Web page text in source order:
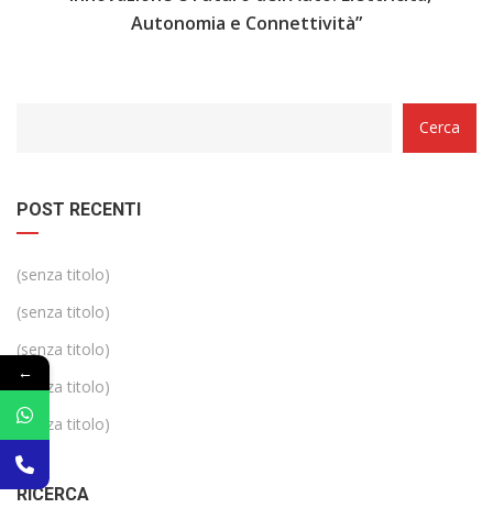
Autonomia e Connettività”
Cerca
POST RECENTI
(senza titolo)
(senza titolo)
(senza titolo)
(senza titolo)
(senza titolo)
RICERCA
←